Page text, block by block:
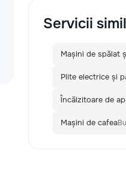
Servicii
Mașini de spălat
Plite electrice și
Încălzitoare de
Mașini de cafea